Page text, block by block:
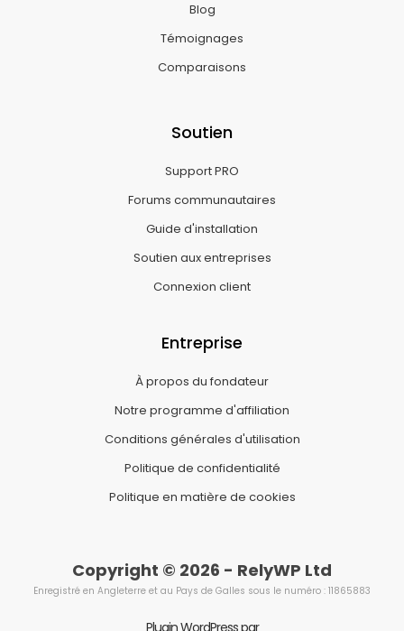
Blog
Témoignages
Comparaisons
Soutien
Support PRO
Forums communautaires
Guide d'installation
Soutien aux entreprises
Connexion client
Entreprise
À propos du fondateur
Notre programme d'affiliation
Conditions générales d'utilisation
Politique de confidentialité
Politique en matière de cookies
Copyright © 2026 - RelyWP Ltd
Enregistré en Angleterre et au Pays de Galles sous le numéro : 11865883